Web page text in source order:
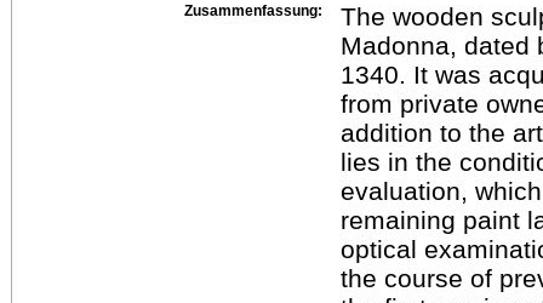
Zusammenfassung:
The wooden
Madonna, dated
1340. It was
from private
addition to the
lies in the
evaluation,
remaining paint
optical
the course of